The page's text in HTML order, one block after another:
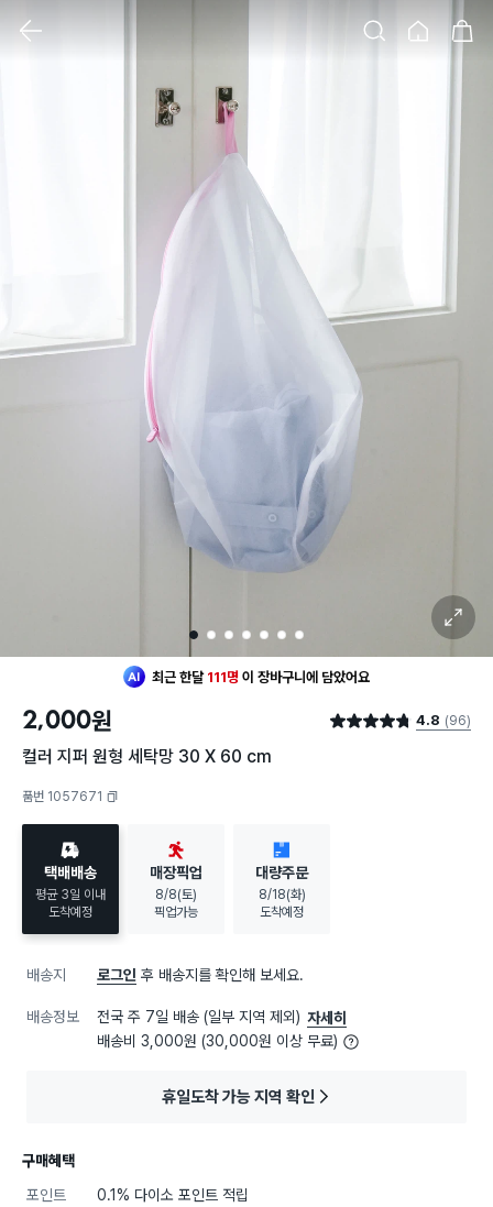
1 2 3 4 5 6 7
확대 보기
최근 한달 111명 이 장바구니에 담았어요
장바구니에 담았어요
2,000원 별점 4.8점 4.8 (96)
컬러 지퍼 원형 세탁망 30 X 60 cm
품번 1057671
택배배송
평균 3일 이내
도착예정
매장픽업
8/8(토)
픽업가능
대량주문
8/18(화)
도착예정
배송지 로그인 후 배송지를 확인해 보세요.
배송정보 전국 주 7일 배송 (일부 지역 제외) 자세히
배송비 3,000원 (30,000원 이상 무료)
휴일도착 가능 지역 확인
구매혜택
포인트
0.1% 다이소 포인트 적립